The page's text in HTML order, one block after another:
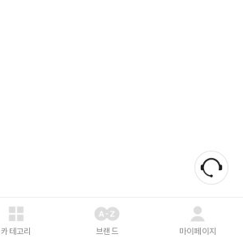
카테고리 브랜드 마이페이지